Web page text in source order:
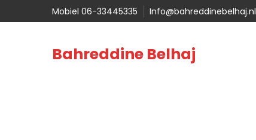
Mobiel 06-33445335 Info@bahreddinebelhaj.nl
Bahreddine Belhaj